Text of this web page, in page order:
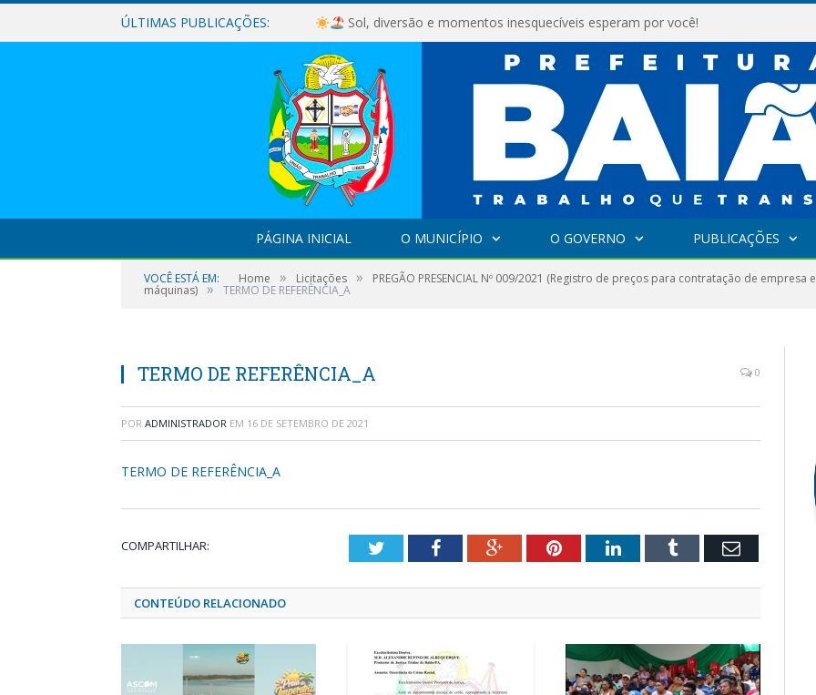
ÚLTIMAS PUBLICAÇÕES: Sol, diversão e momentos inesquecíveis esperam por você!
PÁGINA INICIAL O MUNICÍPIO O GOVERNO PUBLICAÇÕES
VOCÊ ESTÁ EM: Home » Licitações » PREGÃO PRESENCIAL Nº 009/2021 (Registro de preços para contratação de
máquinas) » TERMO DE REFERÊNCIA_A
TERMO DE REFERÊNCIA_A 0
POR ADMINISTRADOR EM 16 DE SETEMBRO DE 2021
TERMO DE REFERÊNCIA_A
COMPARTILHAR: TwitterFacebookGoogle+PinterestLinkedInTumblr Email
CONTEÚDO RELACIONADO